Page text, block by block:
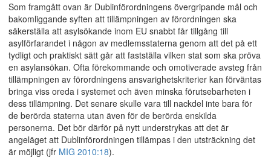
Som framgått ovan är Dublinförordningens övergripande mål och
bakomliggande syften att tillämpningen av förordningen ska
säkerställa att asylsökande inom EU snabbt får tillgång till
asylförfarandet i någon av medlemsstaterna genom att det på ett
tydligt och praktiskt sätt går att fastställa vilken stat som ska pröva
en asylansökan. Ofta förekommande och omotiverade avsteg från
tillämpningen av förordningens ansvarighetskriterier kan förväntas
bringa viss oreda i systemet och även minska förutsebarheten i
dess tillämpning. Det senare skulle vara till nackdel inte bara för
de berörda staterna utan även för de berörda enskilda
personerna. Det bör därför på nytt understrykas att det är
angeläget att Dublinförordningen tillämpas i den utsträckning det
är möjligt (jfr MIG 2010:18).